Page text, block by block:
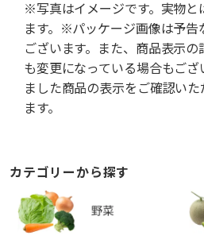
※写真はイメージです。実物と
ます。※パッケージ画像は予告
ございます。また、商品表示
も変更になっている場合もござ
ました商品の表示をご確認い
ます。
カテゴリーから探す